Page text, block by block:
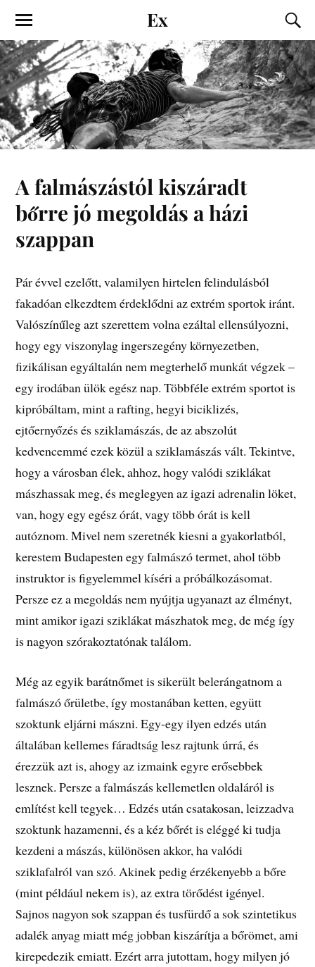
Ex
A falmászástól kiszáradt
bőrre jó megoldás a házi
szappan
Pár évvel ezelőtt, valamilyen hirtelen felindulásból
fakadóan elkezdtem érdeklődni az extrém sportok iránt.
Valószínűleg azt szerettem volna ezáltal ellensúlyozni,
hogy egy viszonylag ingerszegény környezetben,
fizikálisan egyáltalán nem megterhelő munkát végzek –
egy irodában ülök egész nap. Többféle extrém sportot is
kipróbáltam, mint a rafting, hegyi biciklizés,
ejtőernyőzés és sziklamászás, de az abszolút
kedvencemmé ezek közül a sziklamászás vált. Tekintve,
hogy a városban élek, ahhoz, hogy valódi sziklákat
mászhassak meg, és meglegyen az igazi adrenalin löket,
van, hogy egy egész órát, vagy több órát is kell
autóznom. Mivel nem szeretnék kiesni a gyakorlatból,
kerestem Budapesten egy falmászó termet, ahol több
instruktor is figyelemmel kíséri a próbálkozásomat.
Persze ez a megoldás nem nyújtja ugyanazt az élményt,
mint amikor igazi sziklákat mászhatok meg, de még így
is nagyon szórakoztatónak találom.
Még az egyik barátnőmet is sikerült belerángatnom a
falmászó őrületbe, így mostanában ketten, együtt
szoktunk eljárni mászni. Egy-egy ilyen edzés után
általában kellemes fáradtság lesz rajtunk úrrá, és
érezzük azt is, ahogy az izmaink egyre erősebbek
lesznek. Persze a falmászás kellemetlen oldaláról is
említést kell tegyek… Edzés után csatakosan, leizzadva
szoktunk hazamenni, és a kéz bőrét is eléggé ki tudja
kezdeni a mászás, különösen akkor, ha valódi
sziklafalról van szó. Akinek pedig érzékenyebb a bőre
(mint például nekem is), az extra törődést igényel.
Sajnos nagyon sok szappan és tusfürdő a sok szintetikus
adalék anyag miatt még jobban kiszárítja a bőrömet, ami
kirepedezik emiatt. Ezért arra jutottam, hogy milyen jó